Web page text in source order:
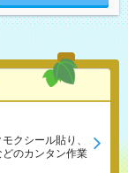
クシール貼り、
どのカンタン作業